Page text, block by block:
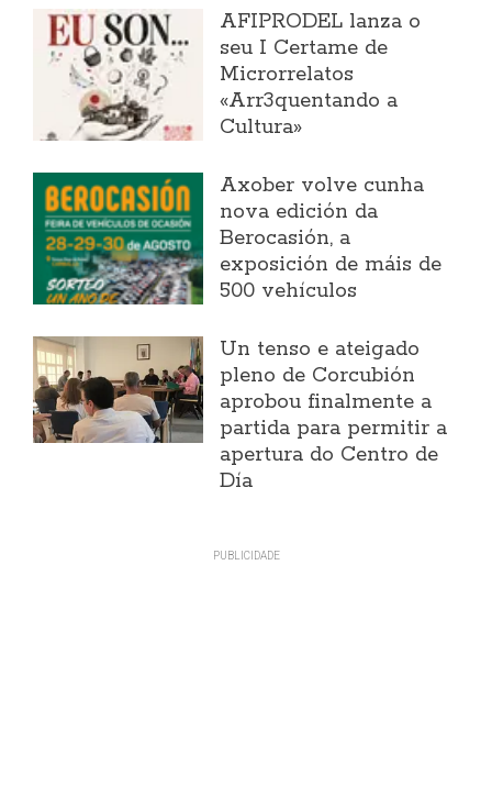
AFIPRODEL lanza o
seu I Certame de
Microrrelatos
«Arr3quentando a
Cultura»
Axober volve cunha
nova edición da
Berocasión, a
exposición de máis de
500 vehículos
Un tenso e ateigado
pleno de Corcubión
aprobou finalmente a
partida para permitir a
apertura do Centro de
Día